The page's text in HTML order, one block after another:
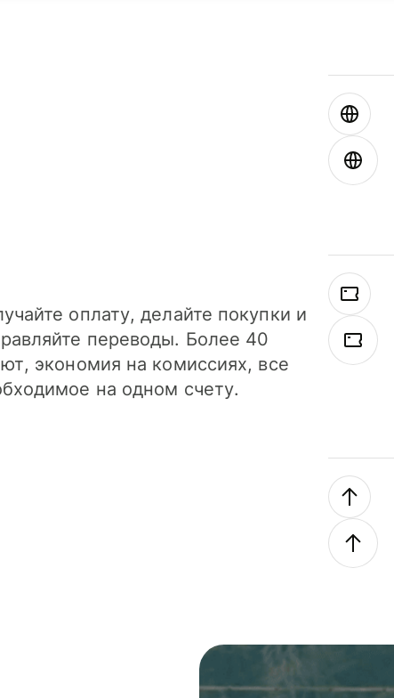
оплату, делайте покупки и
переводы. Более 40
экономия на комиссиях, все
на одном счету.